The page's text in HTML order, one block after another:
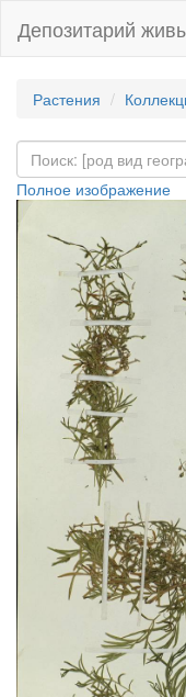
Депозитарий
Растения
Полное изображение